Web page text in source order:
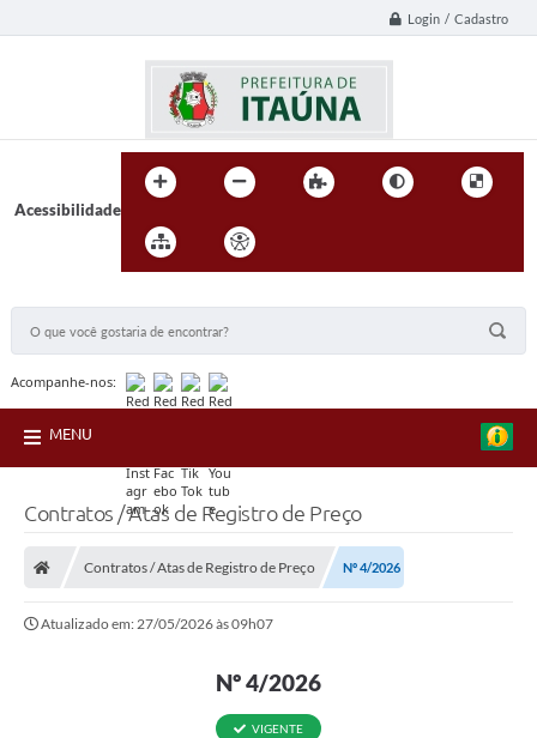
Login / Cadastro
Acessibilidade
Acompanhe-nos:
MENU
Contratos / Atas de Registro de Preço
Contratos / Atas de Registro de Preço Nº 4/2026
Atualizado em: 27/05/2026 às 09h07
Nº 4/2026
VIGENTE